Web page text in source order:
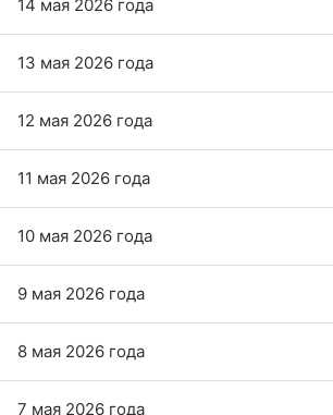
14 мая 2026 года
13 мая 2026 года
12 мая 2026 года
11 мая 2026 года
10 мая 2026 года
9 мая 2026 года
8 мая 2026 года
7 мая 2026 года